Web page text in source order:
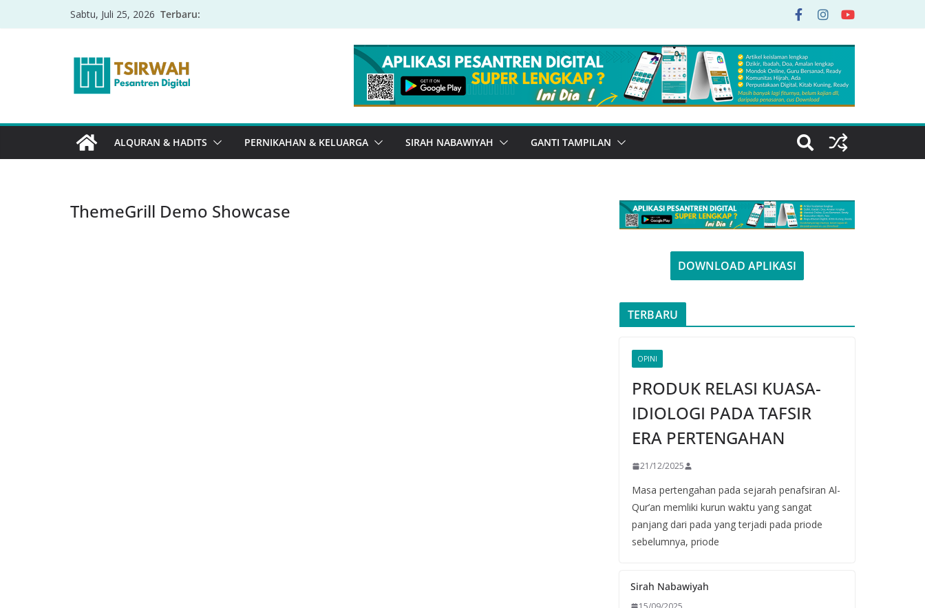
Sabtu, Juli 25, 2026 Terbaru:
ALQURAN & HADITS PERNIKAHAN & KELUARGA SIRAH NABAWIYAH GANTI TAMPILAN
ThemeGrill Demo Showcase
DOWNLOAD APLIKASI
TERBARU
OPINI
PRODUK RELASI KUASA-
IDIOLOGI PADA TAFSIR
ERA PERTENGAHAN
21/12/2025
Masa pertengahan pada sejarah penafsiran Al-
Qur’an memliki kurun waktu yang sangat
panjang dari pada yang terjadi pada priode
sebelumnya, priode
Sirah Nabawiyah